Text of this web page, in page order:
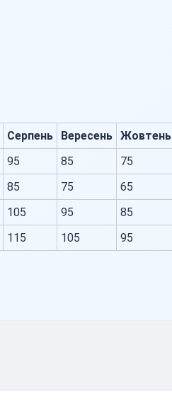
Серпень Вересень Жовтень
95 85 75
85 75 65
105 95 85
115 105 95